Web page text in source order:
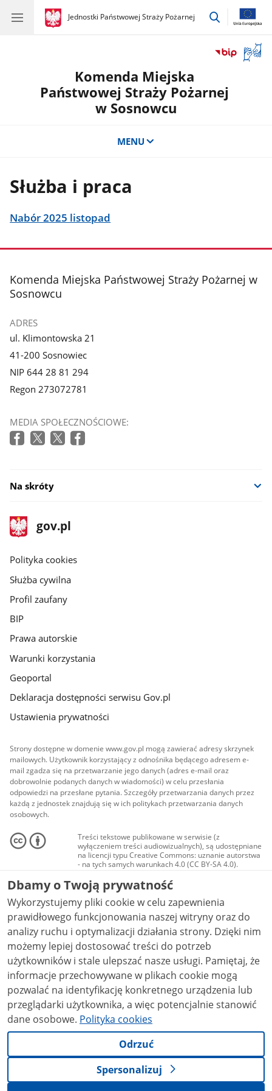
gov.pl
Jednostki Państwowej Straży Pożarnej
gov.pl
Jednostki
przejdź
okno
Komenda Miejska
Państwowej Straży Pożarnej
w Sosnowcu
MENU
Służba i praca
Nabór 2025 listopad
stopka
Komenda Miejska Państwowej Straży Pożarnej w
Sosnowcu
ADRES
ul. Klimontowska 21
41-200 Sosnowiec
NIP 644 28 81 294
Regon 273072781
MEDIA SPOŁECZNOŚCIOWE:
Na skróty
stopka
gov.pl
Strona
gov.pl
gov.pl
Polityka cookies
Służba cywilna
Profil zaufany
BIP
Prawa autorskie
Warunki korzystania
Geoportal
Deklaracja dostępności serwisu Gov.pl
Ustawienia prywatności
Strony dostępne w domenie www.gov.pl mogą zawierać adresy skrzynek
mailowych. Użytkownik korzystający z odnośnika będącego adresem e-
mail zgadza się na przetwarzanie jego danych (adres e-mail oraz
dobrowolnie podanych danych w wiadomości) w celu przesłania
odpowiedzi na przesłane pytania. Szczegóły przetwarzania danych przez
każdą z jednostek znajdują się w ich politykach przetwarzania danych
osobowych.
Treści tekstowe publikowane w serwisie (z
wyłączeniem treści audiowizualnych), są udostępniane
na licencji typu Creative Commons: uznanie autorstwa
- na tych samych warunkach 4.0 (CC BY-SA 4.0).
Materiały audiowizualne, w tym zdjęcia, materiały
audio i wideo, są udostępniane na licencji typu
Creative Commons: uznanie autorstwa użycie
niekomercyjne - bez utworów zależnych 4.0 (CC BY-
NC-ND 4.0), o ile nie jest to stwierdzone inaczej.
Dbamy o Twoją prywatność
Wykorzystujemy pliki cookie w celu zapewnienia
prawidłowego funkcjonowania naszej witryny oraz do
analizy ruchu i optymalizacji działania strony. Dzięki nim
możemy lepiej dostosować treści do potrzeb
użytkowników i stale ulepszać nasze usługi. Pamiętaj, że
informacje przechowywane w plikach cookie mogą
pozwalać na identyfikację konkretnego urządzenia lub
przeglądarki użytkownika, a więc potencjalnie stanowić
dane osobowe. Polityka cookies
Odrzuć
Spersonalizuj